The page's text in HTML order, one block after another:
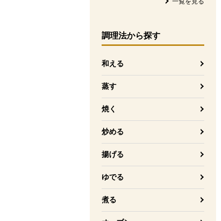
調理法から探す
和える
蒸す
焼く
炒める
揚げる
ゆでる
煮る